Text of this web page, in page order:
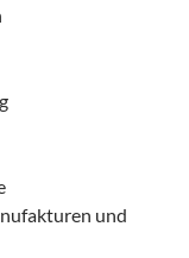
und